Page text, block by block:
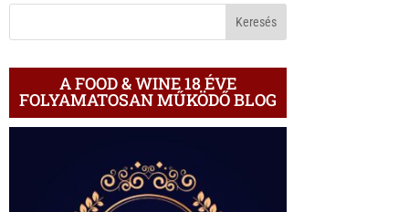
BLOGON
A FOOD & WINE 18 ÉVE
FOLYAMATOSAN MŰKÖDŐ BLOG